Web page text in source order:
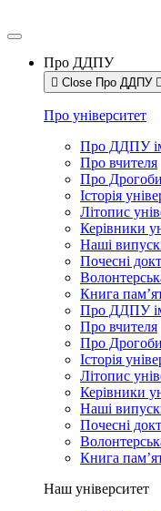
Про ДДПУ
Close Про ДДПУ
Про університет
Про ДДПУ
Про вчителя
Про
Історія
Літопис
Керівники
Наші
Почесні
Книга
Про ДДПУ
Про вчителя
Про
Історія
Літопис
Керівники
Наші
Почесні
Книга
Наш університет